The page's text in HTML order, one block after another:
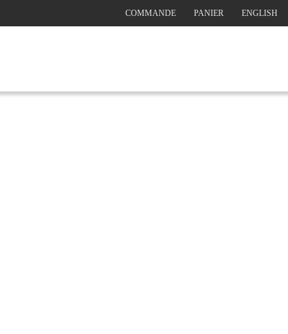
COMMANDE PANIER ENGLISH